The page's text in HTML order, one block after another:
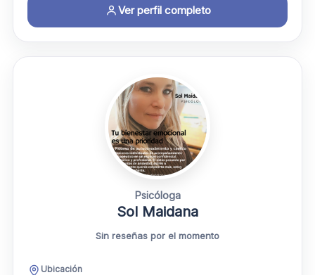
Ver perfil completo
Psicóloga
Sol Maidana
Sin reseñas por el momento
Ubicación